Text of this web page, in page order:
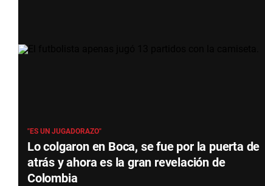
"ES UN JUGADORAZO"
Lo colgaron en Boca, se fue por la puerta de
atrás y ahora es la gran revelación de
Colombia